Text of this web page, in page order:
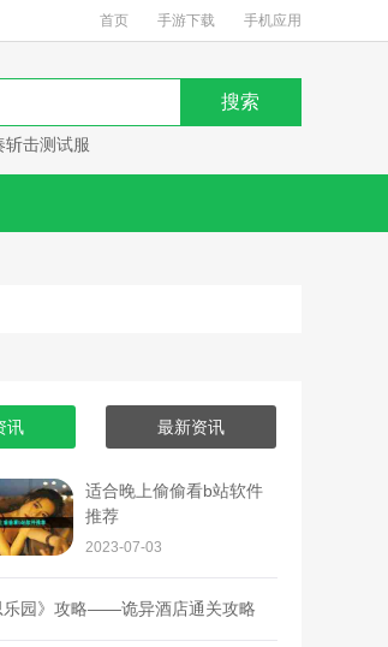
首页 手游下载 手机应用
斩击测试服
讯 最新资讯
适合晚上偷偷看b站软件
推荐
2023-07-03
乐园》攻略——诡异酒店通关攻略